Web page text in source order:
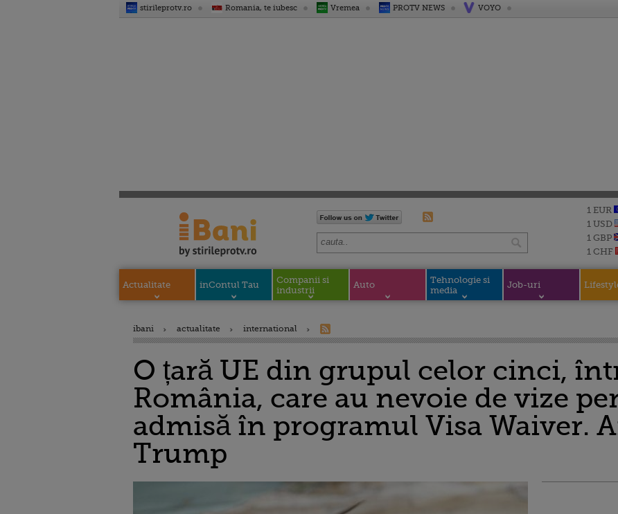
stirileprotv.ro Romania, te iubesc Vremea PROTV NEWS VOYO
1 EUR
1 USD
1 GBP
1 CHF
Actualitate inContul Tau
Companii si
industrii
Auto
Tehnologie si
media
Job-uri
ibani actualitate international
O țară UE din grupul celor cinci,
România, care au nevoie de vize
admisă în programul Visa Waiver.
Trump